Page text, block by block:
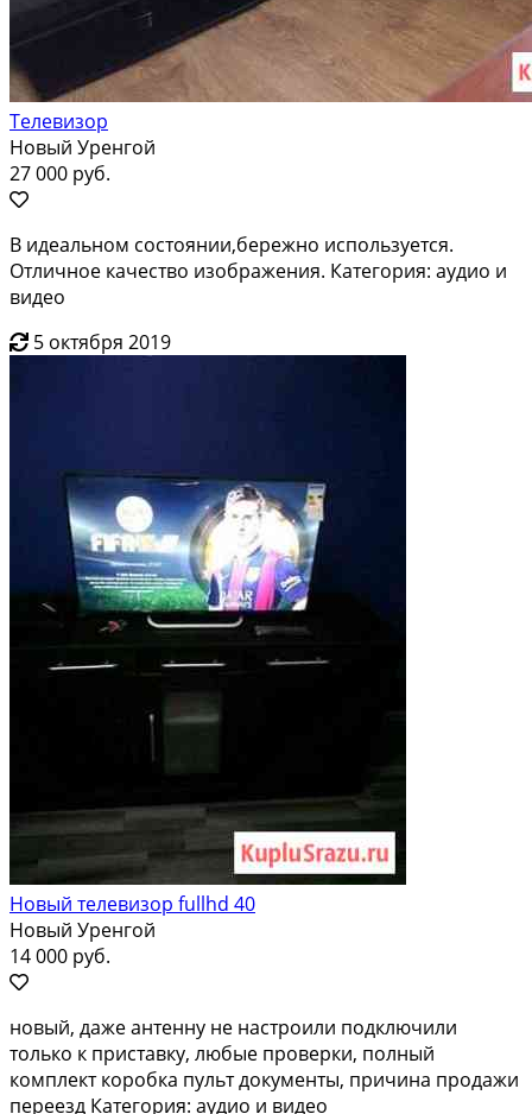
Телевизор
Новый Уренгой
27 000 руб.
В идеальном состоянии,бережно используется.
Отличное качество изображения. Категория: аудио и
видео
5 октября 2019
Новый телевизор fullhd 40
Новый Уренгой
14 000 руб.
новый, даже антенну не настроили подключили
только к приставку, любые проверки, полный
комплект коробка пульт документы, причина продажи
переезд Категория: аудио и видео